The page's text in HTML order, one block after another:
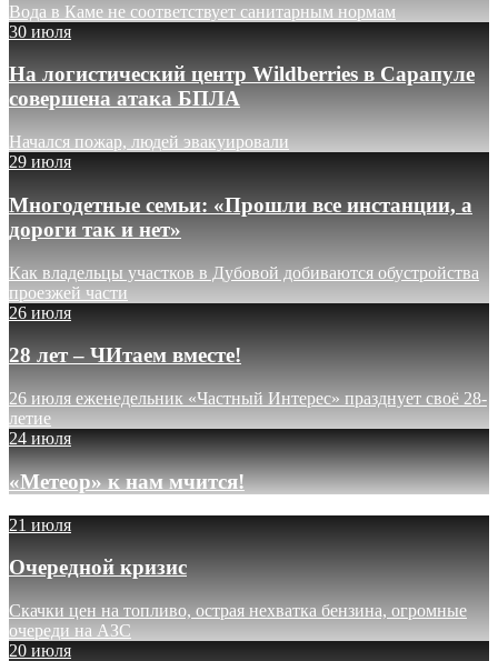
Вода в Каме не соответствует санитарным нормам
30 июля
На логистический центр Wildberries в Сарапуле
совершена атака БПЛА
Начался пожар, людей эвакуировали
29 июля
Многодетные семьи: «Прошли все инстанции, а
дороги так и нет»
Как владельцы участков в Дубовой добиваются обустройства
проезжей части
26 июля
28 лет – ЧИтаем вместе!
26 июля еженедельник «Частный Интерес» празднует своё 28-
летие
24 июля
«Метеор» к нам мчится!
21 июля
Очередной кризис
Скачки цен на топливо, острая нехватка бензина, огромные
очереди на АЗС
20 июля